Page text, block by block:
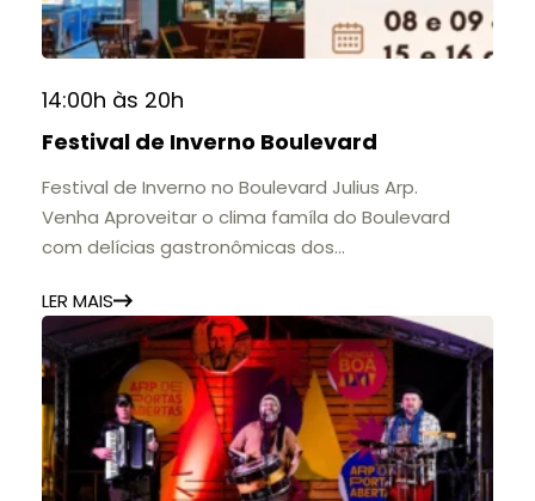
14:00h às 20h
Festival de Inverno Boulevard
Festival de Inverno no Boulevard Julius Arp.
Venha Aproveitar o clima famíla do Boulevard
com delícias gastronômicas dos
LER MAIS